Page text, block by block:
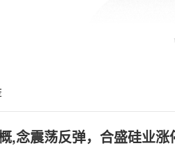
,念震荡反弹，合盛硅业涨